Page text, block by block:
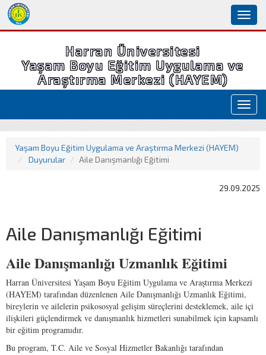
Harran Üniversitesi
Yaşam Boyu Eğitim Uygulama ve
Araştırma Merkezi (HAYEM)
Yaşam Boyu Eğitim Uygulama ve Araştırma Merkezi (HAYEM)
Duyurular
Aile Danışmanlığı Eğitimi
29.09.2025
Aile Danışmanlığı Eğitimi
Aile Danışmanlığı Uzmanlık Eğitimi
Harran Üniversitesi Yaşam Boyu Eğitim Uygulama ve Araştırma Merkezi
(HAYEM) tarafından düzenlenen Aile Danışmanlığı Uzmanlık Eğitimi,
bireylerin ve ailelerin psikososyal gelişim süreçlerini desteklemek, aile içi
ilişkileri güçlendirmek ve danışmanlık hizmetleri sunabilmek için kapsamlı
bir eğitim programıdır.
Bu program, T.C. Aile ve Sosyal Hizmetler Bakanlığı tarafından